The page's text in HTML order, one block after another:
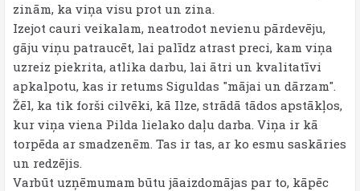
zinām, ka viņa visu prot un zina.
Izejot cauri veikalam, neatrodot nevienu pārdevēju,
gāju viņu patraucēt, lai palīdz atrast preci, kam viņa
uzreiz piekrita, atlika darbu, lai ātri un kvalitatīvi
apkalpotu, kas ir retums Siguldas "mājai un dārzam".
Žēl, ka tik forši cilvēki, kā Ilze, strādā tādos apstākļos,
kur viņa viena Pilda lielako daļu darba. Viņa ir kā
torpēda ar smadzenēm. Tas ir tas, ar ko esmu saskāries
un redzējis.
Varbūt uzņēmumam būtu jāaizdomājas par to, kāpēc